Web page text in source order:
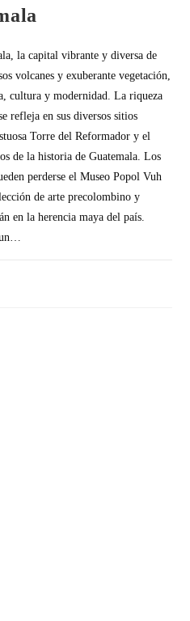
la capital vibrante y diversa de
volcanes y exuberante vegetación,
cultura y modernidad. La riqueza
refleja en sus diversos sitios
Torre del Reformador y el
de la historia de Guatemala. Los
perderse el Museo Popol Vuh
de arte precolombino y
en la herencia maya del país.